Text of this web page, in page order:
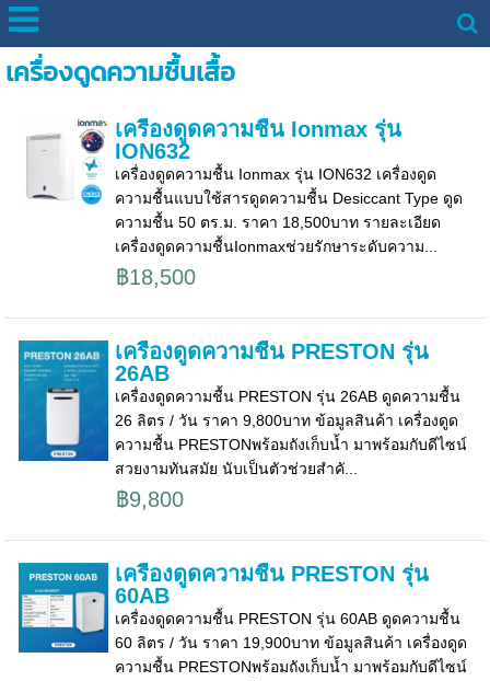
เครื่องดูดความชื้นเสื้อ
เครื่องดูดความชื้น Ionmax รุ่น
ION632
เครื่องดูดความชื้น Ionmax รุ่น ION632 เครื่องดูด
ความชื้นแบบใช้สารดูดความชื้น Desiccant Type ดูด
ความชื้น 50 ตร.ม. ราคา 18,500บาท รายละเอียด
เครื่องดูดความชื้นIonmaxช่วยรักษาระดับความ...
฿18,500
เครื่องดูดความชื้น PRESTON รุ่น
26AB
เครื่องดูดความชื้น PRESTON รุ่น 26AB ดูดความชื้น
26 ลิตร / วัน ราคา 9,800บาท ข้อมูลสินค้า เครื่องดูด
ความชื้น PRESTONพร้อมถังเก็บน้ำ มาพร้อมกับดีไซน์
สวยงามทันสมัย นับเป็นตัวช่วยสำคั...
฿9,800
เครื่องดูดความชื้น PRESTON รุ่น
60AB
เครื่องดูดความชื้น PRESTON รุ่น 60AB ดูดความชื้น
60 ลิตร / วัน ราคา 19,900บาท ข้อมูลสินค้า เครื่องดูด
ความชื้น PRESTONพร้อมถังเก็บน้ำ มาพร้อมกับดีไซน์